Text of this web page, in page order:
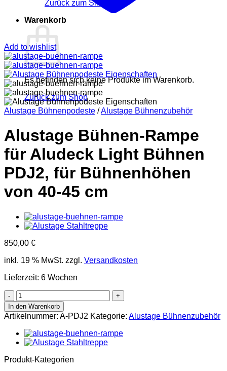
Zurück zum Shop
Warenkorb
Es befinden sich keine Produkte im Warenkorb.
Zurück zum Shop
Add to wishlist
Alustage Bühnenpodeste /Alustage Bühnenzubehör
Alustage Bühnen-Rampe
für Aludeck Light Bühnen
PDJ2, für Bühnenhöhen
von 40-45 cm
850,00 €
inkl. 19 % MwSt. zzgl. Versandkosten
Lieferzeit: 6 Wochen
Alustage
Bühnen-
Rampe
für
Aludeck
Light
Bühnen
PDJ2,
In den Warenkorb
Artikelnummer: A-PDJ2 Kategorie: Alustage Bühnenzubehör
Produkt-Kategorien